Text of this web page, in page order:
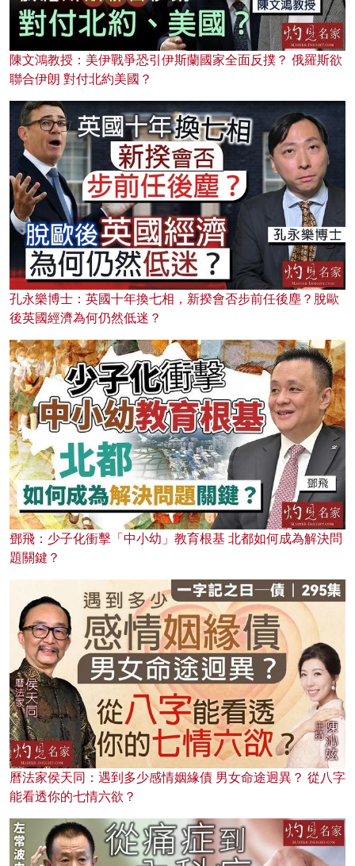
陳文鴻教授：美伊戰爭恐引伊斯蘭國家全面反撲？ 俄羅斯欲
聯合伊朗 對付北約美國？
孔永樂博士：英國十年換七相，新揆會否步前任後塵？脫歐
後英國經濟為何仍然低迷？
鄧飛：少子化衝擊「中小幼」教育根基 北都如何成為解決問
題關鍵？
曆法家侯天同：遇到多少感情姻緣債 男女命途迥異？ 從八字
能看透你的七情六欲？